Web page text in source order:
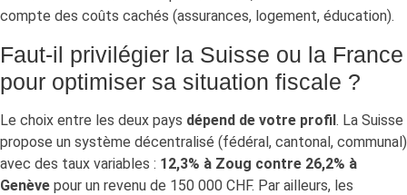
compte des coûts cachés (assurances, logement, éducation).
Faut-il privilégier la Suisse ou la France
pour optimiser sa situation fiscale ?
Le choix entre les deux pays dépend de votre profil. La Suisse
propose un système décentralisé (fédéral, cantonal, communal)
avec des taux variables : 12,3% à Zoug contre 26,2% à
Genève pour un revenu de 150 000 CHF. Par ailleurs, les